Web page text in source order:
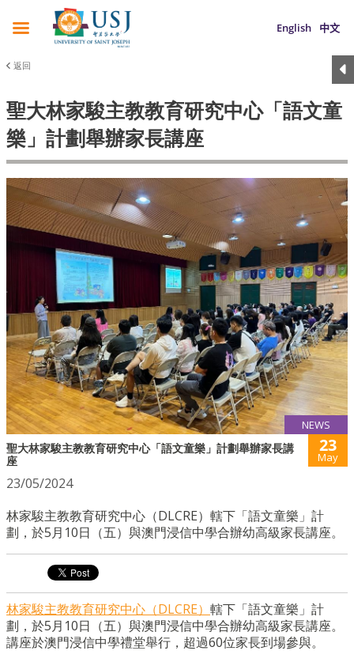
English 中文
返回
聖大林家駿主教教育研究中心「語文童
樂」計劃舉辦家長講座
NEWS
聖大林家駿主教教育研究中心「語文童樂」計劃舉辦家長講
座
23
May
23/05/2024
林家駿主教教育研究中心（DLCRE）轄下「語文童樂」計
劃，於5月10日（五）與澳門浸信中學合辦幼高級家長講座。
林家駿主教教育研究中心（DLCRE） 轄下「語文童樂」計
劃，於5月10日（五）與澳門浸信中學合辦幼高級家長講座。
講座於澳門浸信中學禮堂舉行，超過60位家長到場參與。